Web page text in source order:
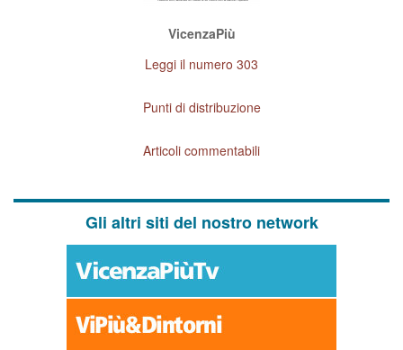
VicenzaPiù
Leggi il numero 303
Punti di distribuzione
Articoli commentabili
Gli altri siti del nostro network